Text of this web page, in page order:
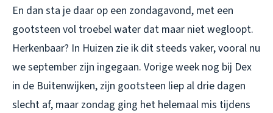
En dan sta je daar op een zondagavond, met een
gootsteen vol troebel water dat maar niet wegloopt.
Herkenbaar? In Huizen zie ik dit steeds vaker, vooral nu
we september zijn ingegaan. Vorige week nog bij Dex
in de Buitenwijken, zijn gootsteen liep al drie dagen
slecht af, maar zondag ging het helemaal mis tijdens